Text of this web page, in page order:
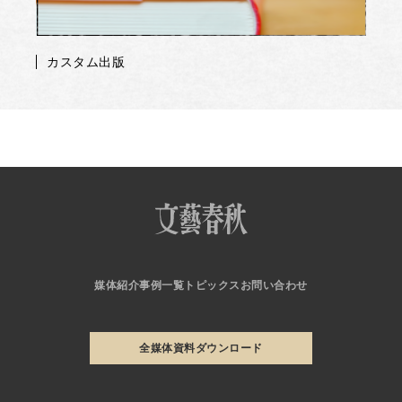
カスタム出版
媒体紹介事例一覧 トピックス お問い合わせ
全媒体資料ダウンロード